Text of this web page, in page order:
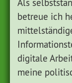
betreue ich
digitale
meine